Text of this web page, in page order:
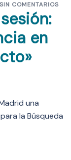
SIN COMENTARIOS
en
una
la Búsqueda